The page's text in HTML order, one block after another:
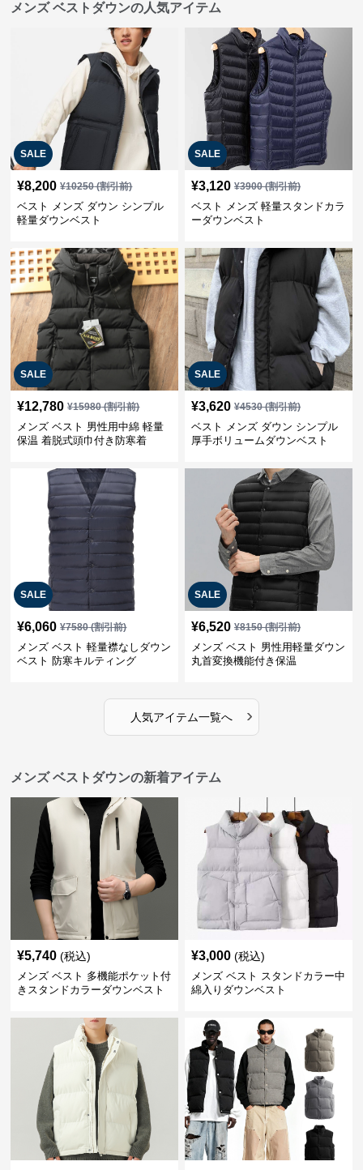
メンズ ベストダウンの人気アイテム
SALE
¥8,200 ¥10250(割引前)
ベスト メンズ ダウン シンプル
軽量ダウンベスト
SALE
¥3,120 ¥3900(割引前)
ベスト メンズ 軽量スタンドカラ
ーダウンベスト
SALE
¥12,780 ¥15980(割引前)
メンズ ベスト 男性用中綿 軽量
保温 着脱式頭巾付き防寒着
SALE
¥3,620 ¥4530(割引前)
ベスト メンズ ダウン シンプル
厚手ボリュームダウンベスト
SALE
¥6,060 ¥7580(割引前)
メンズ ベスト 軽量襟なしダウン
ベスト 防寒キルティング
SALE
¥6,520 ¥8150(割引前)
メンズ ベスト 男性用軽量ダウン
丸首変換機能付き保温
人気アイテム一覧へ ›
メンズ ベストダウンの新着アイテム
¥5,740 (税込)
メンズ ベスト 多機能ポケット付
きスタンドカラーダウンベスト
¥3,000 (税込)
メンズ ベスト スタンドカラー中
綿入りダウンベスト